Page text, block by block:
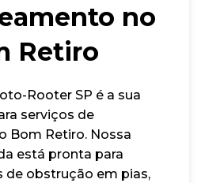
no
Retiro
Rooter SP é a sua
serviços de
Bom Retiro. Nossa
está pronta para
de obstrução em pias,